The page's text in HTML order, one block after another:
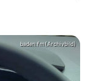
baden.fm (Archivbild)